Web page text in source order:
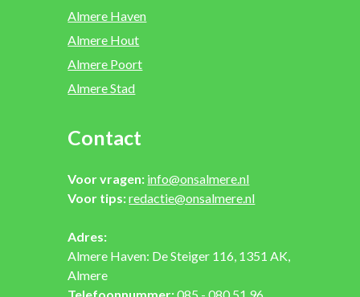
Almere Haven
Almere Hout
Almere Poort
Almere Stad
Contact
Voor vragen: info@onsalmere.nl
Voor tips:redactie@onsalmere.nl
Adres:
Almere Haven: De Steiger 116, 1351 AK,
Almere
Telefoonnummer:085 - 080 51 96